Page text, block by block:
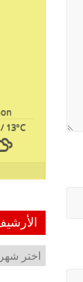
13°C
الأرشيف